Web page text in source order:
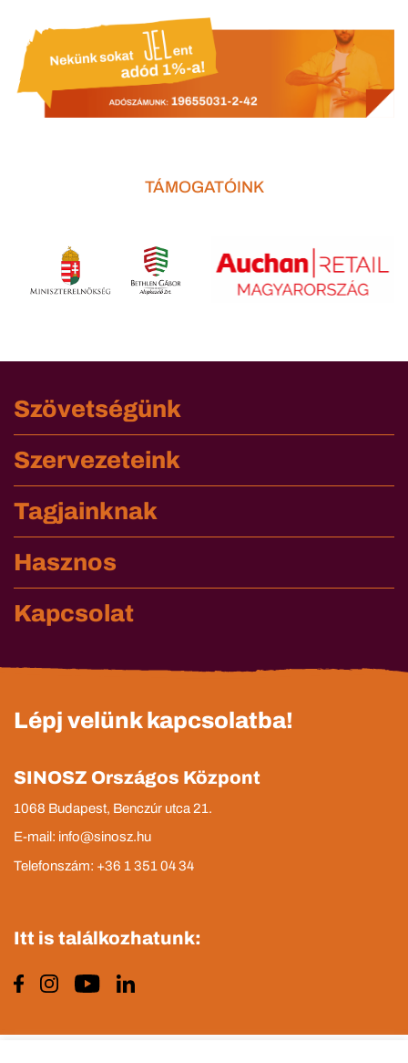
TÁMOGATÓINK
Szövetségünk
Szervezeteink
Tagjainknak
Hasznos
Kapcsolat
Lépj velünk kapcsolatba!
SINOSZ Országos Központ
1068 Budapest, Benczúr utca 21.
E-mail: info@sinosz.hu
Telefonszám: +36 1 351 04 34
Itt is találkozhatunk: